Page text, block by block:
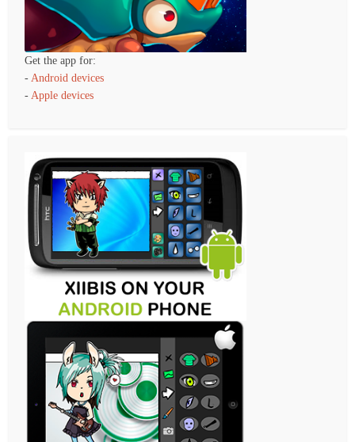
Get the app for:
-Android devices
-Apple devices